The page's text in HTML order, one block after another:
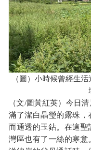
（圖）小時候曾經生
（文/圖黃紅英）今日
滿了潔白晶瑩的露珠
而通透的玉鉆。在這
灣區也有了一絲的寒